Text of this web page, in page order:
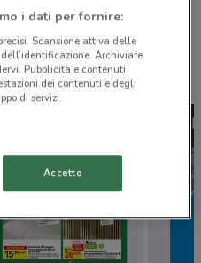
Tutti i negozi Echo
i dati per fornire:
Scansione attiva delle
Archiviare
Pubblicità e contenuti
dei contenuti e degli
di servizi.
Accetto